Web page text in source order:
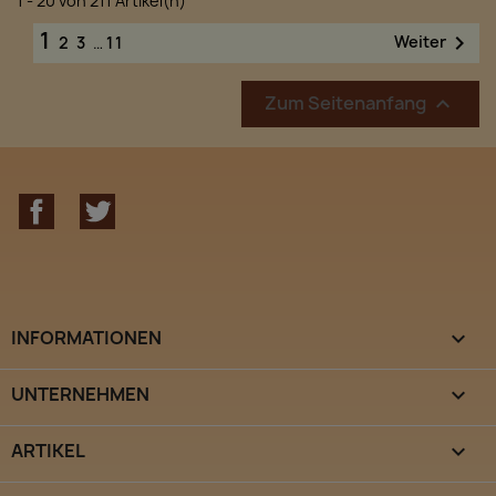
1 2 3 … 11 Weiter 
Zum Seitenanfang 
Facebook
INFORMATIONEN 
UNTERNEHMEN 
ARTIKEL 